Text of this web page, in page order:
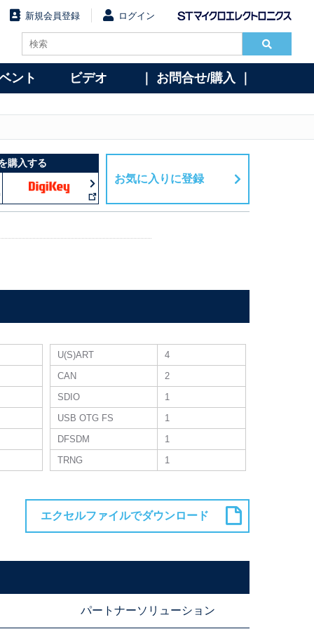
新規会員登録 ログイン
ント ビデオ ｜ お問合せ/購入 ｜
購入する
お気に入りに登録
U(S)ART
4
CAN
2
SDIO
1
USB OTG FS
1
DFSDM
1
TRNG
1
パートナーソリューション